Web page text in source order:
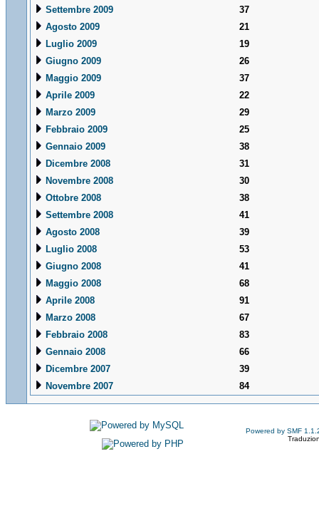
Settembre 2009
37
Agosto 2009
21
Luglio 2009
19
Giugno 2009
26
Maggio 2009
37
Aprile 2009
22
Marzo 2009
29
Febbraio 2009
25
Gennaio 2009
38
Dicembre 2008
31
Novembre 2008
30
Ottobre 2008
38
Settembre 2008
41
Agosto 2008
39
Luglio 2008
53
Giugno 2008
41
Maggio 2008
68
Aprile 2008
91
Marzo 2008
67
Febbraio 2008
83
Gennaio 2008
66
Dicembre 2007
39
Novembre 2007
84
Powered by SMF